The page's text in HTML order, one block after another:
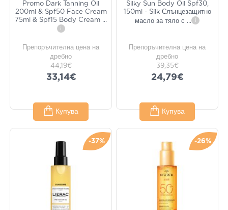
Promo Dark Tanning Oil
200ml & Spf50 Face Cream
75ml & Spf15 Body Cream ...
i
Препоръчителна цена на
дребно
44,19€
33,14€
Купува
Silky Sun Body Oil Spf30,
150ml - Silk Слънцезащитно
масло за тяло с ... i
Препоръчителна цена на
дребно
39,35€
24,79€
Купува
-37% -26%